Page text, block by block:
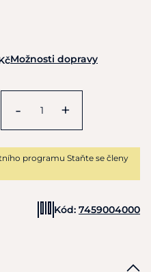
Možnosti dopravy
- +
programu Staňte se členy
Kód: 7459004000